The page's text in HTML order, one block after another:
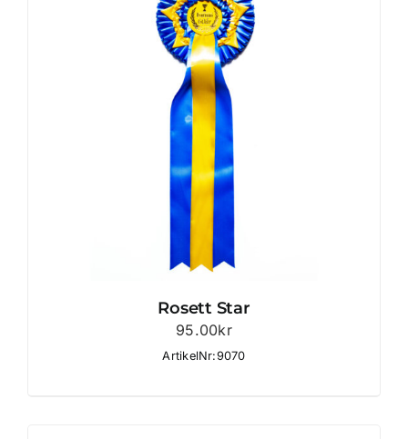
Rosett Star
95.00kr
ArtikelNr:9070